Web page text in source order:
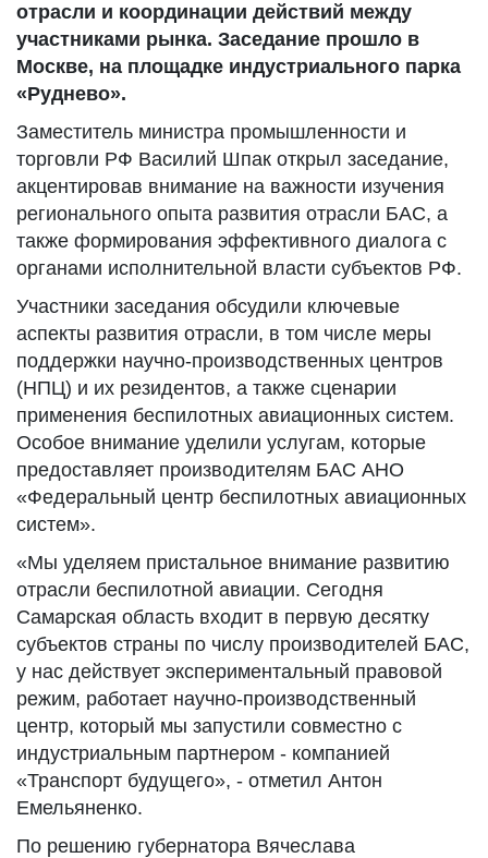
отрасли и координации действий между
участниками рынка. Заседание прошло в
Москве, на площадке индустриального парка
«Руднево».
Заместитель министра промышленности и
торговли РФ Василий Шпак открыл заседание,
акцентировав внимание на важности изучения
регионального опыта развития отрасли БАС, а
также формирования эффективного диалога с
органами исполнительной власти субъектов РФ.
Участники заседания обсудили ключевые
аспекты развития отрасли, в том числе меры
поддержки научно-производственных центров
(НПЦ) и их резидентов, а также сценарии
применения беспилотных авиационных систем.
Особое внимание уделили услугам, которые
предоставляет производителям БАС АНО
«Федеральный центр беспилотных авиационных
систем».
«Мы уделяем пристальное внимание развитию
отрасли беспилотной авиации. Сегодня
Самарская область входит в первую десятку
субъектов страны по числу производителей БАС,
у нас действует экспериментальный правовой
режим, работает научно-производственный
центр, который мы запустили совместно с
индустриальным партнером - компанией
«Транспорт будущего», - отметил Антон
Емельяненко.
По решению губернатора Вячеслава